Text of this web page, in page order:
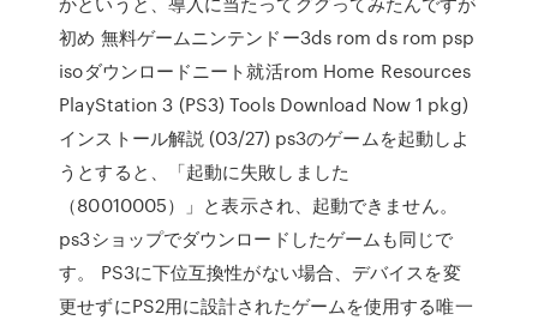
初め 無料ゲームニンテンドー3ds rom ds rom psp
isoダウンロードニート就活rom Home Resources
PlayStation 3 (PS3) Tools Download Now 1 pkg)
インストール解説 (03/27) ps3のゲームを起動しよ
うとすると、「起動に失敗しました
（80010005）」と表示され、起動できません。
ps3ショップでダウンロードしたゲームも同じで
す。 PS3に下位互換性がない場合、デバイスを変
更せずにPS2用に設計されたゲームを使用する唯一